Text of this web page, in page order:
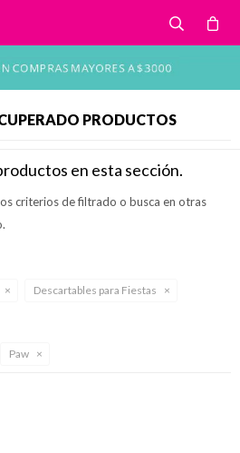
PRODUCTOS
en esta sección.
criterios de filtrado o busca en otras
Descartables para Fiestas
Paw